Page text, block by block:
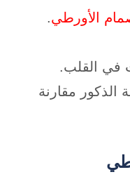
الأورطي.
في القلب.
الذكور مقارنة